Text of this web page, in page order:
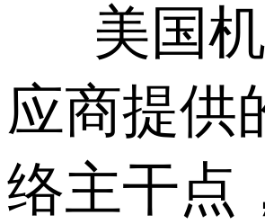
美国机
应商提供
络主干点